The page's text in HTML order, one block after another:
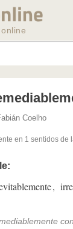
texto con
populares
recientes
Coelho
en 1 sentidos de
,